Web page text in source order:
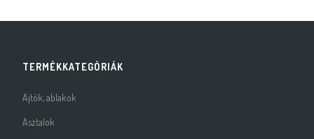
TERMÉKKATEGÓRIÁK
Ajtók, ablakok
Asztalok